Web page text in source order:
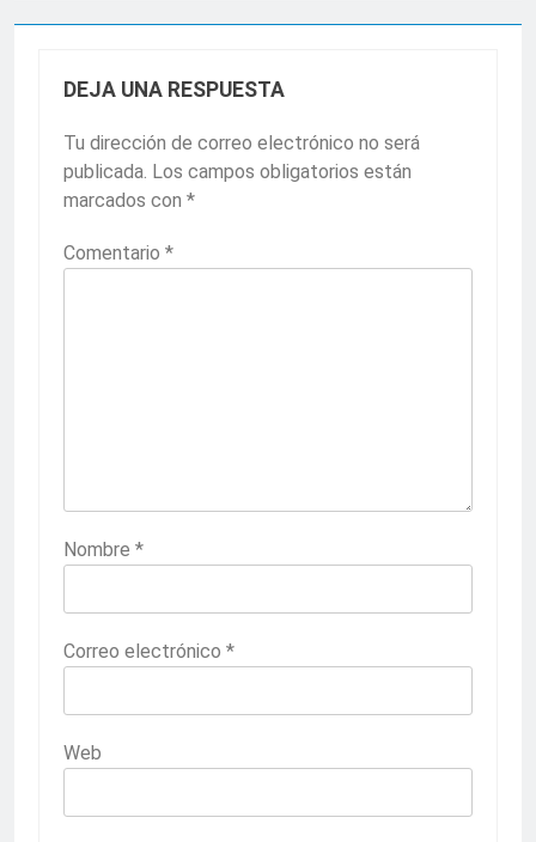
DEJA UNA RESPUESTA
Tu dirección de correo electrónico no será
publicada. Los campos obligatorios están
marcados con *
Comentario *
Nombre *
Correo electrónico *
Web